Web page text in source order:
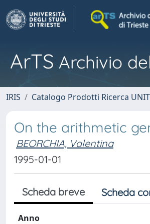
ArTS Archivio
IRIS Catalogo Prodotti Ricerca
On the arithmetic
BEORCHIA, Valentina
1995-01-01
Scheda breve Scheda
Anno